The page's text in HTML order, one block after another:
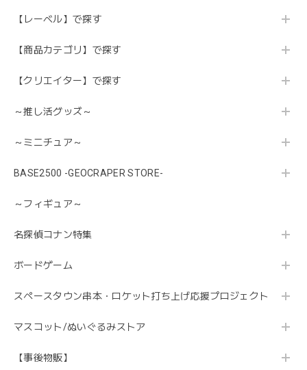
【レーベル】で探す
【商品カテゴリ】で探す
【クリエイター】で探す
～推し活グッズ～
～ミニチュア～
BASE2500 -GEOCRAPER STORE-
～フィギュア～
名探偵コナン特集
ボードゲーム
スペースタウン串本・ロケット打ち上げ応援プロジェクト
マスコット/ぬいぐるみストア
【事後物販】